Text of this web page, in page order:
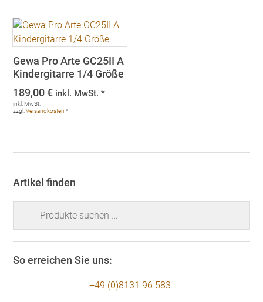
Gewa Pro Arte GC25II A
Kindergitarre 1/4 Größe
189,00€ inkl. MwSt. *
inkl. MwSt.
zzgl.Versandkosten *
Artikel finden
So erreichen Sie uns:
+49 (0)8131 96 583